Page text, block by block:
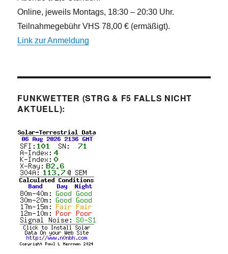
Online, jeweils Montags, 18:30 – 20:30 Uhr.
Teilnahmegebühr VHS 78,00 € (ermäßigt).
Link zur Anmeldung
FUNKWETTER (STRG & F5 FALLS NICHT
AKTUELL):